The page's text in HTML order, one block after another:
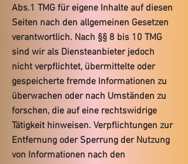
Abs.1 TMG für eigene Inhalte auf diesen
Seiten nach den allgemeinen Gesetzen
verantwortlich. Nach §§ 8 bis 10 TMG
sind wir als Diensteanbieter jedoch
nicht verpflichtet, übermittelte oder
gespeicherte fremde Informationen zu
überwachen oder nach Umständen zu
forschen, die auf eine rechtswidrige
Tätigkeit hinweisen. Verpflichtungen zur
Entfernung oder Sperrung der Nutzung
von Informationen nach den